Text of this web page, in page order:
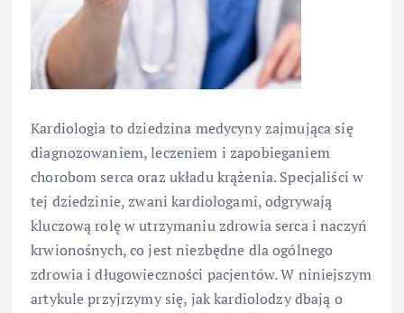
Kardiologia to dziedzina medycyny zajmująca się
diagnozowaniem, leczeniem i zapobieganiem
chorobom serca oraz układu krążenia. Specjaliści w
tej dziedzinie, zwani kardiologami, odgrywają
kluczową rolę w utrzymaniu zdrowia serca i naczyń
krwionośnych, co jest niezbędne dla ogólnego
zdrowia i długowieczności pacjentów. W niniejszym
artykule przyjrzymy się, jak kardiolodzy dbają o